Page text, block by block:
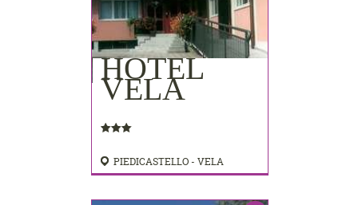
HOTEL
VELA
PIEDICASTELLO - VELA